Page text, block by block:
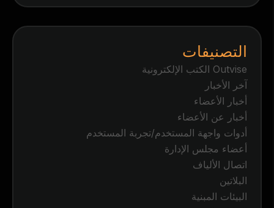
التصنيفات
Outvise الكتب الإلكترونية
آخر الأخبار
أخبار الأعضاء
أخبار عن الأعضاء
أدوات واجهة المستخدم/تجربة المستخدم
أعضاء مجلس الإدارة
اتصال الألياف
البلاتين
البيئات المبنية